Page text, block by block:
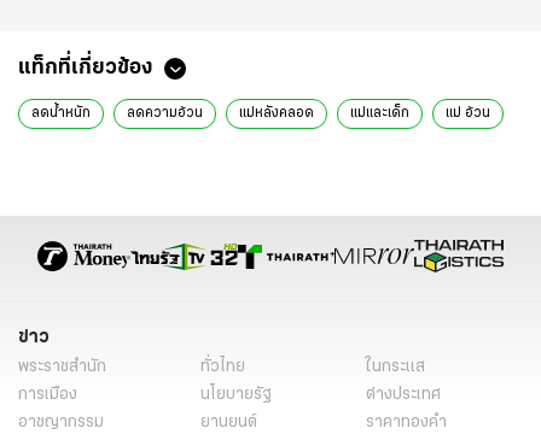
แท็กที่เกี่ยวข้อง
ลดน้ำหนัก ลดความอ้วน แม่หลังคลอด แม่และเด็ก แม่ อ้วน
ข่าว
พระราชสำนัก ทั่วไทย
ในกระแส
การเมือง
นโยบายรัฐ
ต่างประเทศ
อาชญากรรม
ยานยนต์
ราคาทองคำ